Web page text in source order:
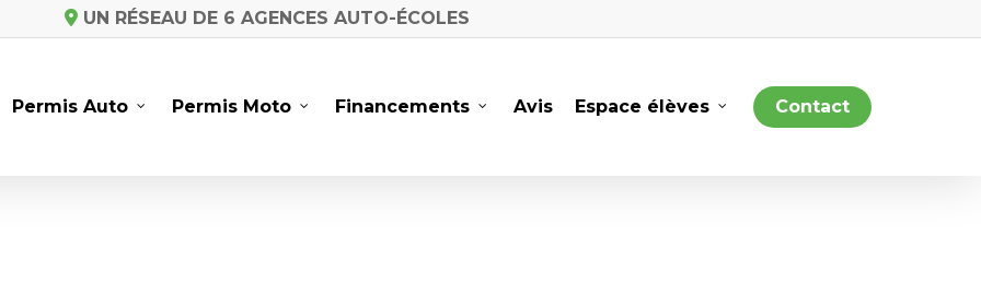
UN RÉSEAU DE 6 AGENCES AUTO-ÉCOLES
Permis Auto Permis Moto Financements Avis Espace élèves Contact